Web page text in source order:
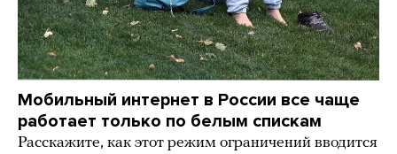
Мобильный интернет в России все чаще
работает только по белым спискам
Расскажите, как этот режим ограничений вводится